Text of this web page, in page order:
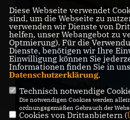
Diese Webseite verwendet
sind, um die Webseite zu
verwenden wir Dienste von
helfen, unser Webangebot zu
Optmierung). Für die
Dienste, benötigen wir Ihre
Einwilligung können Sie
Informationen finden Sie in
Datenschutzerklärung.
Technisch notwendige
Die notwendigen Cookies werden
ordnungsgemäßen Gebrauch der
Cookies von Drittanbietern (